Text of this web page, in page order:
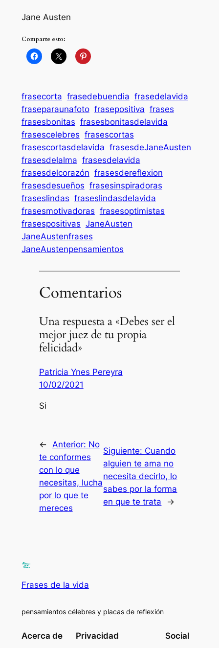
Jane Austen
Comparte esto:
frasecorta frasedebuendia frasedelavida
fraseparaunafoto frasepositiva frases
frasesbonitas frasesbonitasdelavida
frasescelebres frasescortas
frasescortasdelavida frasesdeJaneAusten
frasesdelalma frasesdelavida
frasesdelcorazón frasesdereflexion
frasesdesueños frasesinspiradoras
fraseslindas fraseslindasdelavida
frasesmotivadoras frasesoptimistas
frasespositivas JaneAusten
JaneAustenfrases
JaneAustenpensamientos
Comentarios
Una respuesta a «Debes ser el
mejor juez de tu propia
felicidad»
Patricia Ynes Pereyra
10/02/2021
Si
← Anterior: No
te conformes
con lo que
necesitas, lucha
por lo que te
mereces
Siguiente: Cuando
alguien te ama no
necesita decirlo, lo
sabes por la forma
en que te trata
→
Frases de la vida
pensamientos célebres y placas de reflexión
Acerca de Privacidad Social